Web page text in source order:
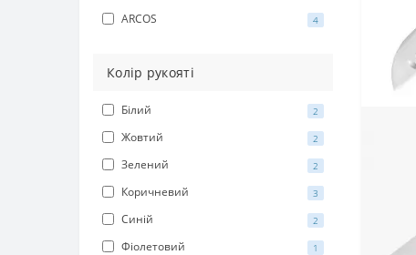
ARCOS 4
Колір рукояті
Білий 2
Жовтий 2
Зелений 2
Коричневий 3
Синій 2
Фіолетовий 1